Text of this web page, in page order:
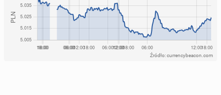
Źródło: currencybeacon.com